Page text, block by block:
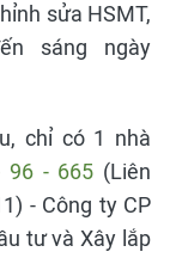
sửa HSMT,
sáng ngày
chỉ có 1 nhà
96 - 665 (Liên
- Công ty CP
tư và Xây lắp